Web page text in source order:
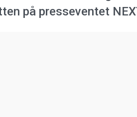
på presseventet